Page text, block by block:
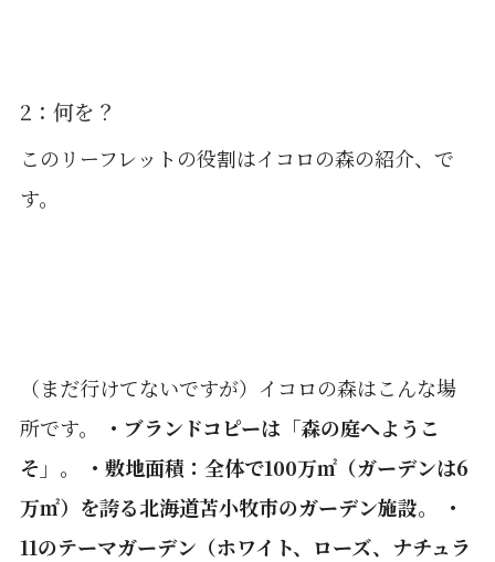
2：何を？
このリーフレットの役割はイコロの森の紹介、で
す。
（まだ行けてないですが）イコロの森はこんな場
所です。
・ブランドコピーは「森の庭へようこ
そ」。 ・敷地面積：全体で100万㎡（ガーデンは6
万㎡）を誇る北海道苫小牧市のガーデン施設。 ・
11のテーマガーデン（ホワイト、ローズ、ナチュラ